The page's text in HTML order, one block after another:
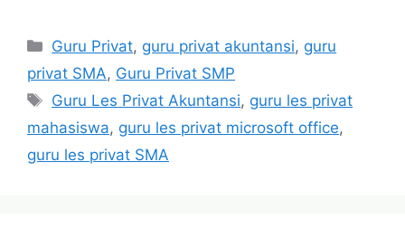
Categories
Guru Privat, guru privat akuntansi, guru
privat SMA, Guru Privat SMP
Tags
Guru Les Privat Akuntansi, guru les privat
mahasiswa, guru les privat microsoft office,
guru les privat SMA